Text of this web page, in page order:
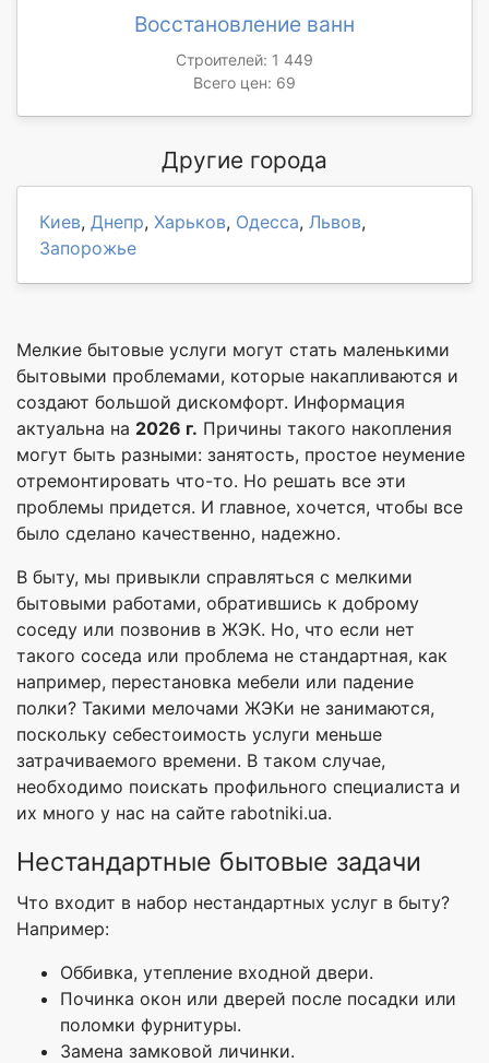
Восстановление ванн
Строителей: 1 449
Всего цен: 69
Другие города
Киев, Днепр, Харьков, Одесса, Львов,
Запорожье
Мелкие бытовые услуги могут стать маленькими
бытовыми проблемами, которые накапливаются и
создают большой дискомфорт. Информация
актуальна на 2026 г. Причины такого накопления
могут быть разными: занятость, простое неумение
отремонтировать что-то. Но решать все эти
проблемы придется. И главное, хочется, чтобы все
было сделано качественно, надежно.
В быту, мы привыкли справляться с мелкими
бытовыми работами, обратившись к доброму
соседу или позвонив в ЖЭК. Но, что если нет
такого соседа или проблема не стандартная, как
например, перестановка мебели или падение
полки? Такими мелочами ЖЭКи не занимаются,
поскольку себестоимость услуги меньше
затрачиваемого времени. В таком случае,
необходимо поискать профильного специалиста и
их много у нас на сайте rabotniki.ua.
Нестандартные бытовые задачи
Что входит в набор нестандартных услуг в быту?
Например:
Оббивка, утепление входной двери.
Починка окон или дверей после посадки или
поломки фурнитуры.
Замена замковой личинки.